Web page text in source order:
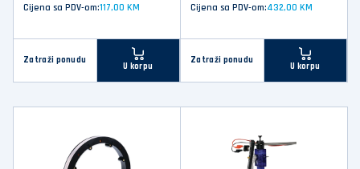
Cijena sa PDV-om:117,00 KM
Zatraži ponudu
U korpu
Cijena sa PDV-om:432,00 KM
Zatraži ponudu
U korpu